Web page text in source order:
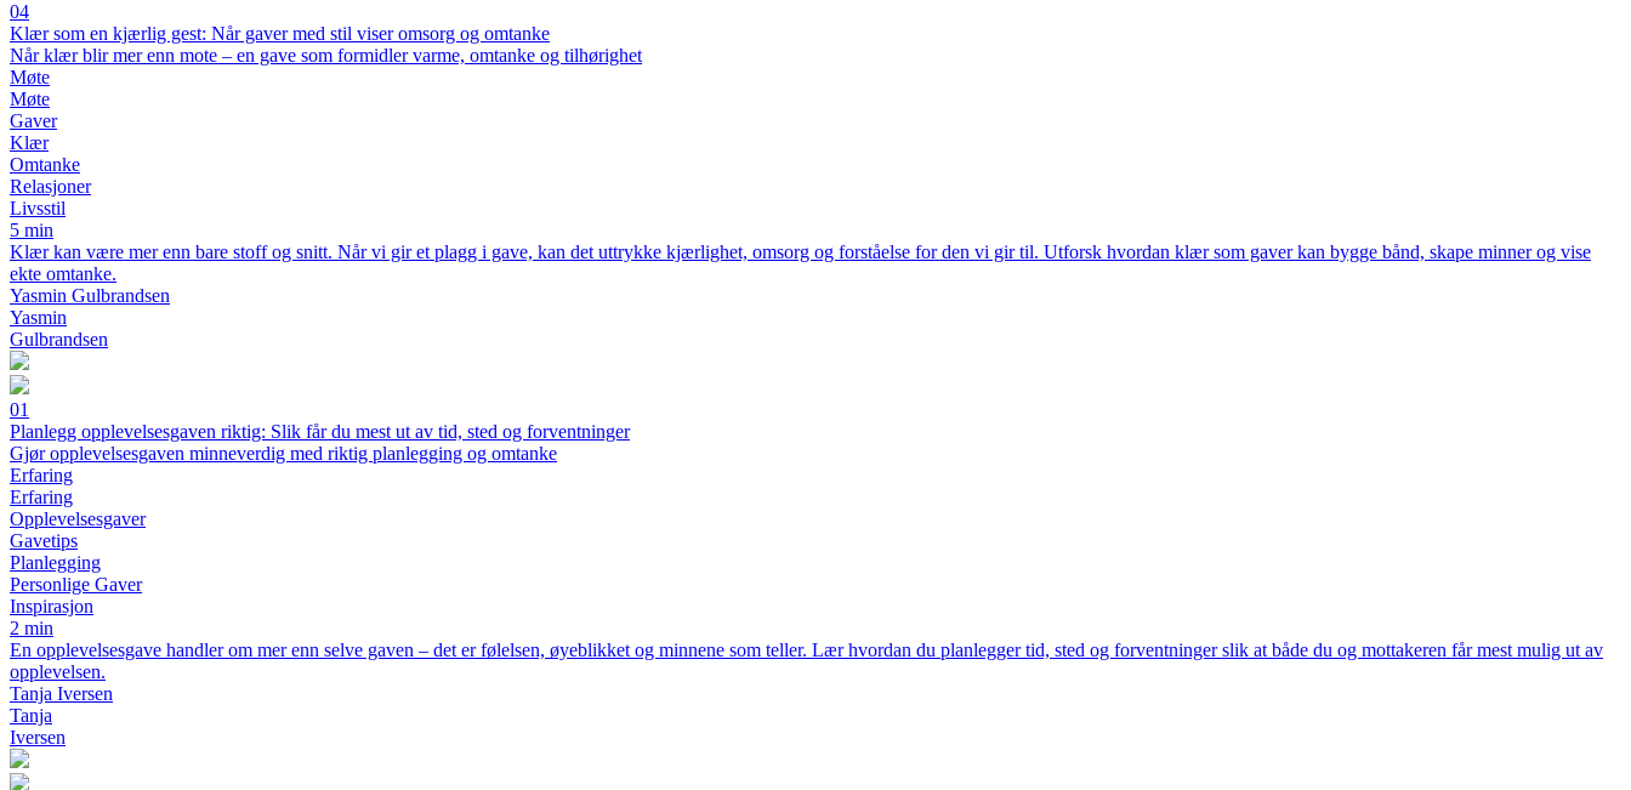
04
Klær som en kjærlig gest: Når gaver med stil viser omsorg og omtanke
Når klær blir mer enn mote – en gave som formidler varme, omtanke og tilhørighet
Møte
Møte
Gaver
Klær
Omtanke
Relasjoner
Livsstil
5 min
Klær kan være mer enn bare stoff og snitt. Når vi gir et plagg i gave, kan det uttrykke kjærlighet, omsorg og forståelse for den vi gir til. Utforsk hvordan klær som gaver kan bygge bånd, skape minner og vise
ekte omtanke.
Yasmin Gulbrandsen
Yasmin
Gulbrandsen
01
Planlegg opplevelsesgaven riktig: Slik får du mest ut av tid, sted og forventninger
Gjør opplevelsesgaven minneverdig med riktig planlegging og omtanke
Erfaring
Erfaring
Opplevelsesgaver
Gavetips
Planlegging
Personlige Gaver
Inspirasjon
2 min
En opplevelsesgave handler om mer enn selve gaven – det er følelsen, øyeblikket og minnene som teller. Lær hvordan du planlegger tid, sted og forventninger slik at både du og mottakeren får mest mulig ut av
opplevelsen.
Tanja Iversen
Tanja
Iversen